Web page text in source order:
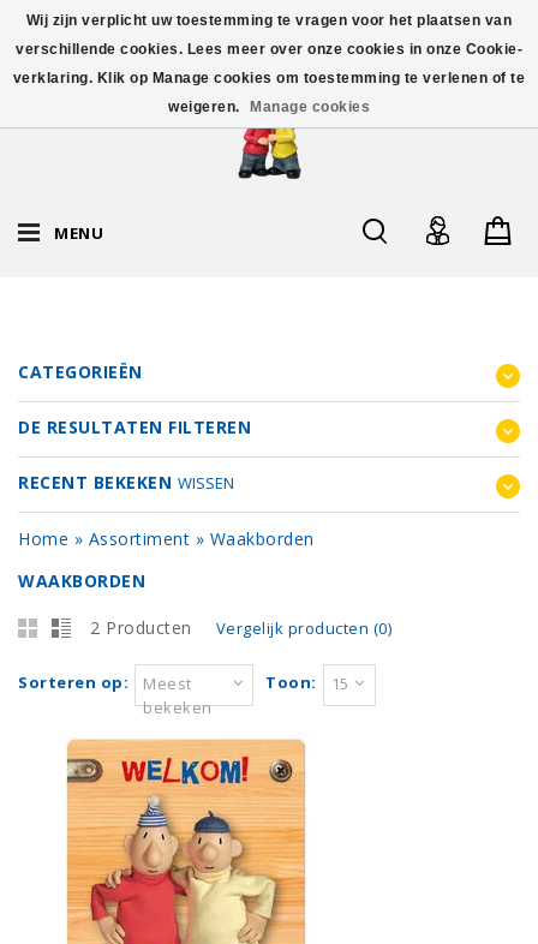
MENU
CATEGORIEËN
DE RESULTATEN FILTEREN
RECENT BEKEKEN WISSEN
Home » Assortiment » Waakborden
WAAKBORDEN
2 Producten Vergelijk producten (0)
Sorteren op:
Meest
bekeken
Toon: 15
Wij zijn verplicht uw toestemming te vragen voor het plaatsen van
verschillende cookies. Lees meer over onze cookies in onze Cookie-
verklaring. Klik op Manage cookies om toestemming te verlenen of te
weigeren.
Manage cookies